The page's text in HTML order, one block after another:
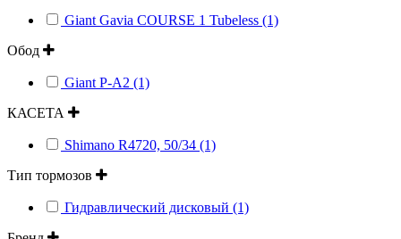
Giant Gavia COURSE 1 Tubeless (1)
Обод
Giant P-A2 (1)
КАСЕТА
Shimano R4720, 50/34 (1)
Тип тормозов
Гидравлический дисковый (1)